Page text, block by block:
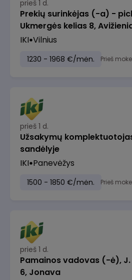
prieš 1 d.
Prekių surinkėjas (-a) -
Ukmergės kelias 8,
IKI Vilnius
1230 - 1968 €/mėn. Prieš
prieš 1 d.
Užsakymų
sandėlyje
IKI Panevėžys
1500 - 1850 €/mėn. Prieš
prieš 1 d.
Pamainos vadovas (-ė),
6, Jonava